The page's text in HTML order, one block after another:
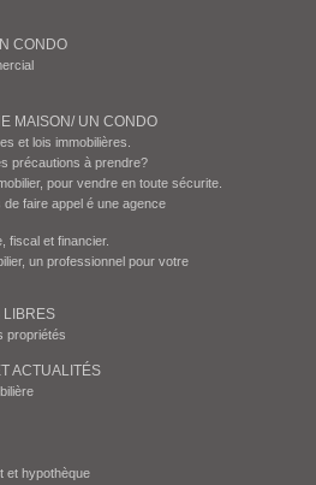
CONDO
MAISON/ UN CONDO
et lois immobilières.
précautions à prendre?
pour vendre en toute sécurite.
de faire appel é une agence
fiscal et financier.
un professionnel pour votre
LIBRES
propriétés
ACTUALITÉS
et hypothèque